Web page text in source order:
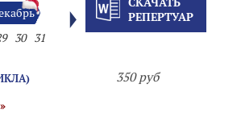
30 31
РЕПЕРТУАР
350 руб